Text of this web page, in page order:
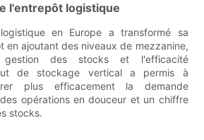
l'entrepôt logistique
en Europe a transformé sa
en ajoutant des niveaux de mezzanine,
des stocks et l'efficacité
de stockage vertical a permis à
plus efficacement la demande
opérations en douceur et un chiffre
stocks.